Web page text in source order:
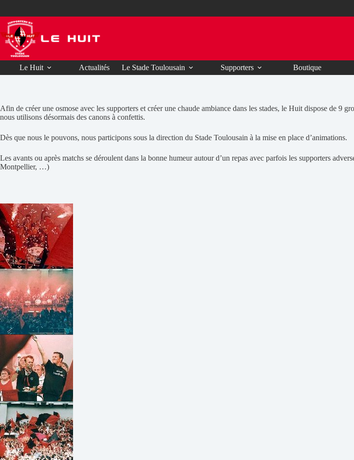
contenu
Le Huit Actualités Le Stade Toulousain Supporters Boutique
Afin de créer une osmose avec les supporters et créer une chaude ambiance dans les stades, le Huit dispose de 9
nous utilisons désormais des canons à confettis.
Dès que nous le pouvons, nous participons sous la direction du Stade Toulousain à la mise en place d’animations.
Les avants ou après matchs se déroulent dans la bonne humeur autour d’un repas avec parfois les supporters
Montpellier, …)